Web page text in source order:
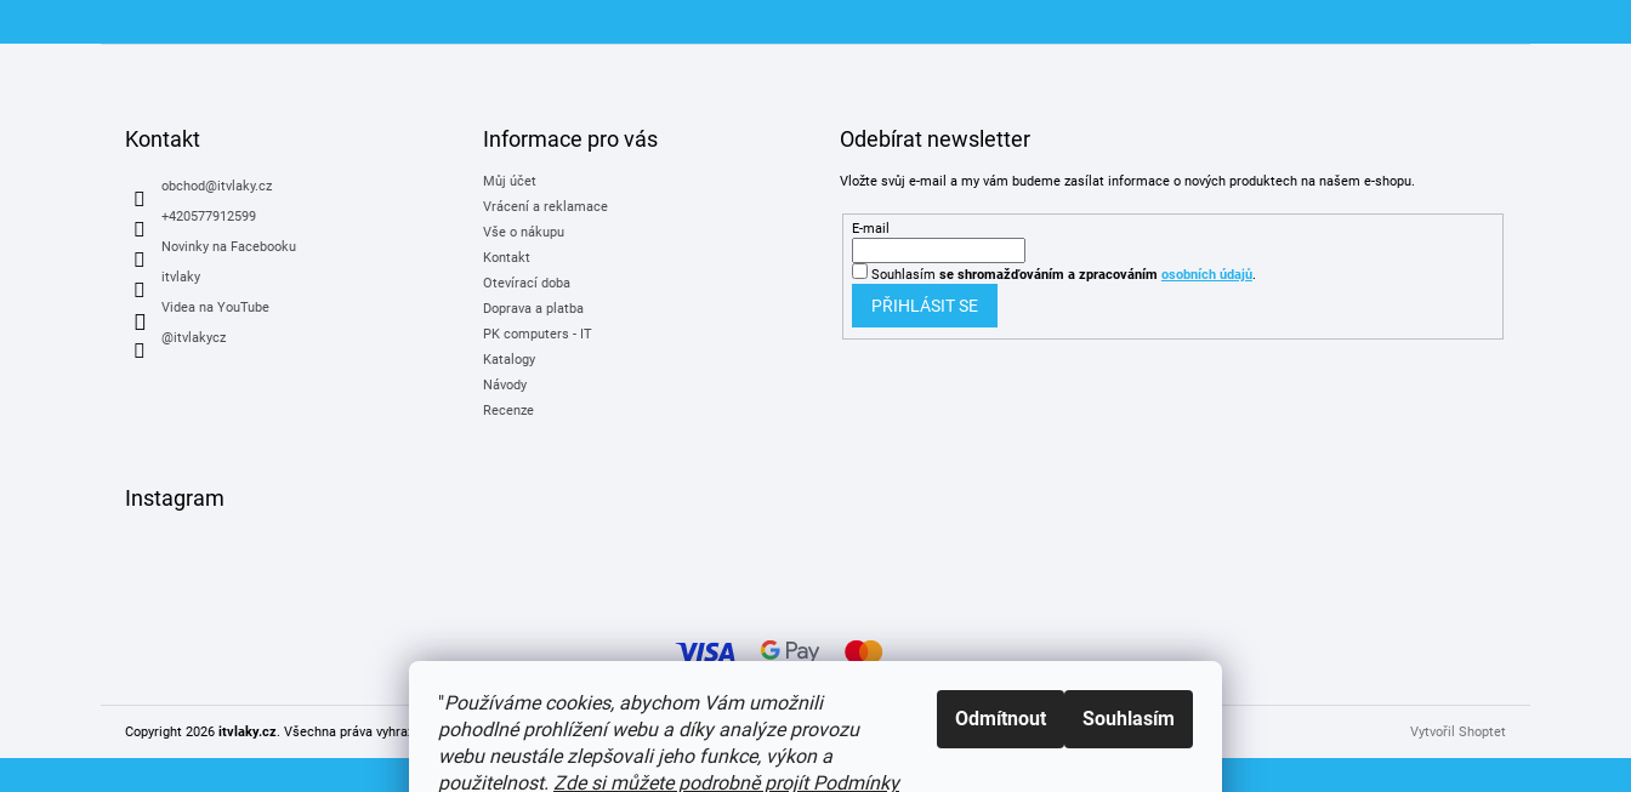
"Používáme cookies, abychom Vám umožnili
pohodlné prohlížení webu a díky analýze provozu
webu neustále zlepšovali jeho funkce, výkon a
použitelnost. Zde si můžete podrobně projít Podmínky
Odmítnout Souhlasím
Kontakt
obchod@itvlaky.cz
+420577912599
Novinky na Facebooku
itvlaky
Videa na YouTube
@itvlakycz
Informace pro vás
Můj účet
Vrácení a reklamace
Vše o nákupu
Kontakt
Otevírací doba
Doprava a platba
PK computers - IT
Katalogy
Návody
Recenze
Odebírat newsletter
Vložte svůj e-mail a my vám budeme zasílat informace o nových produktech na našem e-shopu.
E-mail
Souhlasím se shromažďováním a zpracováním osobních údajů.
PŘIHLÁSIT SE
Instagram
Vytvořil Shoptet
Copyright 2026 itvlaky.cz. Všechna práva vyhrazena.Upravit nastavení cookies